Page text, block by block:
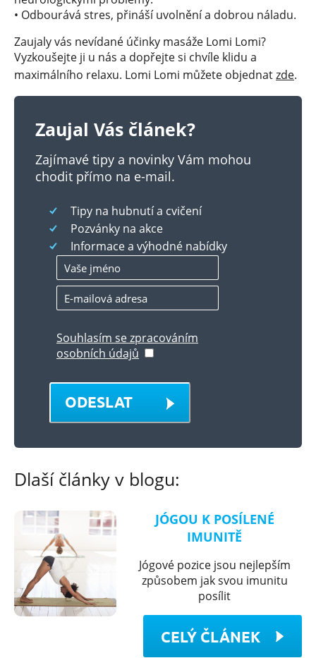
• Odbourává stres, přináší uvolnění a dobrou náladu.
Zaujaly vás nevídané účinky masáže Lomi Lomi?
Vyzkoušejte ji u nás a dopřejte si chvíle klidu a
maximálního relaxu. Lomi Lomi můžete objednatzde.
Zaujal Vás článek?
Zajímavé tipy a novinky Vám mohou
chodit přímo na e-mail.
Tipy na hubnutí a cvičení
Pozvánky na akce
Informace a výhodné nabídky
Souhlasím se zpracováním
osobních údajů
ODESLAT
Dlaší články v blogu:
JÓGOU K POSÍLENÉ
IMUNITĚ
Jógové pozice jsou nejlepším
způsobem jak svou imunitu
posílit
CELÝ ČLÁNEK